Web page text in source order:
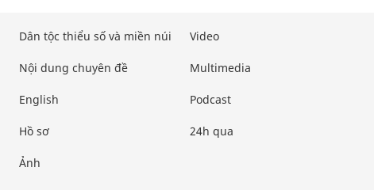
Dân tộc thiểu số và miền núi
Nội dung chuyên đề
English
Hồ sơ
Ảnh
Video
Multimedia
Podcast
24h qua